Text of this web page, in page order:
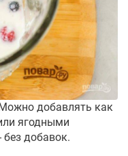
добавлять как
ягодными
без добавок.